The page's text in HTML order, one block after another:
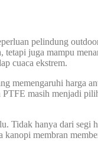
pelindung
juga mampu
cuaca ekstrem.
memengaruhi harga
masih menjadi
Tidak hanya dari segi
membran